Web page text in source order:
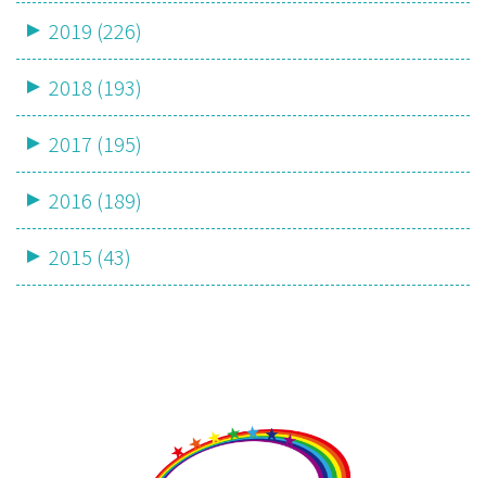
2019 (226)
2018 (193)
2017 (195)
2016 (189)
2015 (43)